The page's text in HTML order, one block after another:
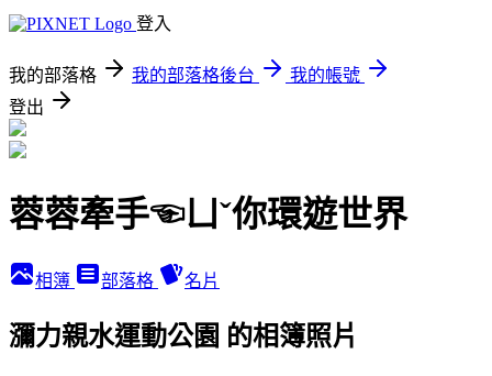
登入
我的部落格 我的部落格後台
我的帳號
登出
蓉蓉牽手☜ㄩˇ你環遊世界
相簿 部落格 名片
瀰力親水運動公園 的相簿照片